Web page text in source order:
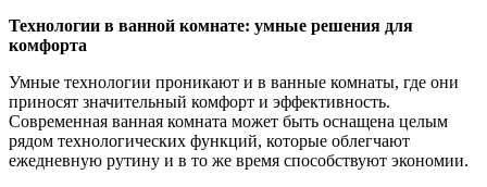
Технологии в ванной комнате: умные решения для
комфорта
Умные технологии проникают и в ванные комнаты, где они
приносят значительный комфорт и эффективность.
Современная ванная комната может быть оснащена целым
рядом технологических функций, которые облегчают
ежедневную рутину и в то же время способствуют экономии.